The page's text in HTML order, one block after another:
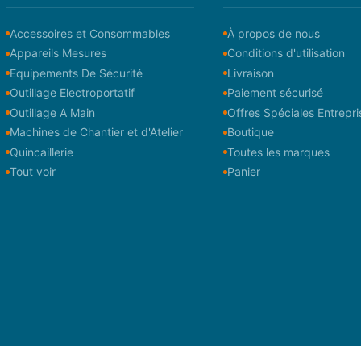
Accessoires et Consommables
Appareils Mesures
Equipements De Sécurité
Outillage Electroportatif
Outillage A Main
Machines de Chantier et d'Atelier
Quincaillerie
Tout voir
À propos de nous
Conditions d'utilisation
Livraison
Paiement sécurisé
Offres Spéciales
Boutique
Toutes les marques
Panier